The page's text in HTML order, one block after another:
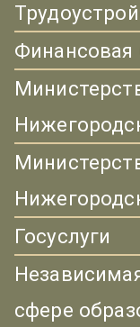
Финансовая
Госуслуги
сфере